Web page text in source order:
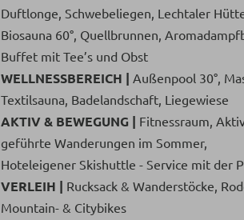
Duftlonge, Schwebeliegen, Lechtaler
Biosauna 60°, Quellbrunnen,
Buffet mit Tee’s und Obst
WELLNESSBEREICH | Außenpool 30°,
Textilsauna, Badelandschaft, Liegewiese
AKTIV & BEWEGUNG | Fitnessraum,
geführte Wanderungen im Sommer,
Hoteleigener Skishuttle - Service mit der
VERLEIH | Rucksack & Wanderstöcke,
Mountain- & Citybikes